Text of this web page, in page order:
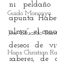
Guido Moncayo
José Eduardo
Hans Christian
ni peldaño
apunta
alma”, el
deseos de
saberes, de